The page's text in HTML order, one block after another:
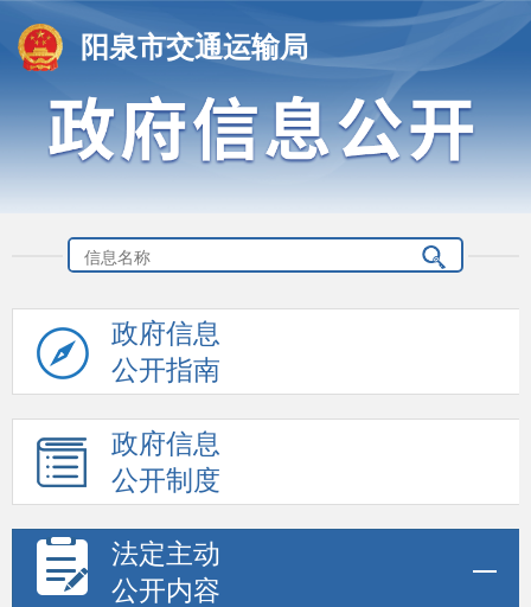
阳泉市交通运输局
政府信息
公开指南
政府信息
公开制度
法定主动
公开内容